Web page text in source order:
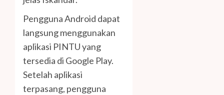
Pengguna Android dapat
langsung menggunakan
aplikasi PINTU yang
tersedia di Google Play.
Setelah aplikasi
terpasang, pengguna